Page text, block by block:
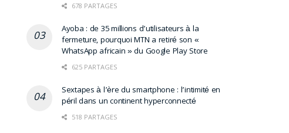
678 PARTAGES
Ayoba : de 35 millions d’utilisateurs à la
fermeture, pourquoi MTN a retiré son «
WhatsApp africain » du Google Play Store
625 PARTAGES
Sextapes à l’ère du smartphone : l’intimité en
péril dans un continent hyperconnecté
518 PARTAGES